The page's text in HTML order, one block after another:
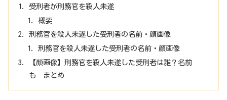
受刑者が刑務官を殺人未遂
概要
刑務官を殺人未遂した受刑者の名前・顔画像
刑務官を殺人未遂した受刑者の名前・顔画像
【顔画像】刑務官を殺人未遂した受刑者は誰？名前
も まとめ